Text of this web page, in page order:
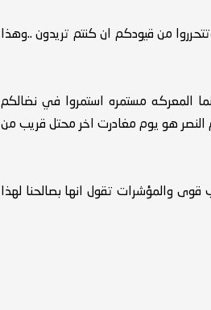
من قيودكم ان كنتم تريدون ..وهذا
المعركه مستمره استمروا في نضالكم
النصر هو يوم مغادرت اخر محتل قريب من
والمؤشرات تقول انها بصالحنا لهذا